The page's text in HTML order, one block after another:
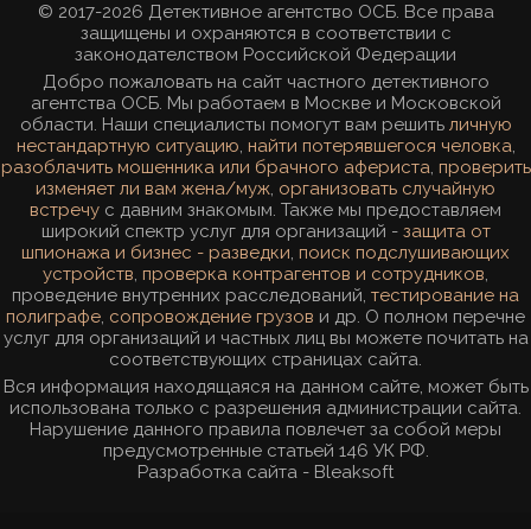
© 2017-2026 Детективное агентство ОСБ. Все права
защищены и охраняются в соответствии с
законодателством Российской Федерации
Добро пожаловать на сайт частного детективного
агентства ОСБ. Мы работаем в Москве и Московской
области. Наши специалисты помогут вам решить личную
нестандартную ситуацию, найти потерявшегося человка,
разоблачить мошенника или брачного афериста, проверить
изменяет ли вам жена/муж, организовать случайную
встречу с давним знакомым. Также мы предоставляем
широкий спектр услуг для организаций - защита от
шпионажа и бизнес - разведки, поиск подслушивающих
устройств, проверка контрагентов и сотрудников,
проведение внутренних расследований, тестирование на
полиграфе, сопровождение грузов и др. О полном перечне
услуг для организаций и частных лиц вы можете почитать на
соответствующих страницах сайта.
Вся информация находящаяся на данном сайте, может быть
использована только с разрешения администрации сайта.
Нарушение данного правила повлечет за собой меры
предусмотренные статьей 146 УК РФ.
Разработка сайта - Bleaksoft